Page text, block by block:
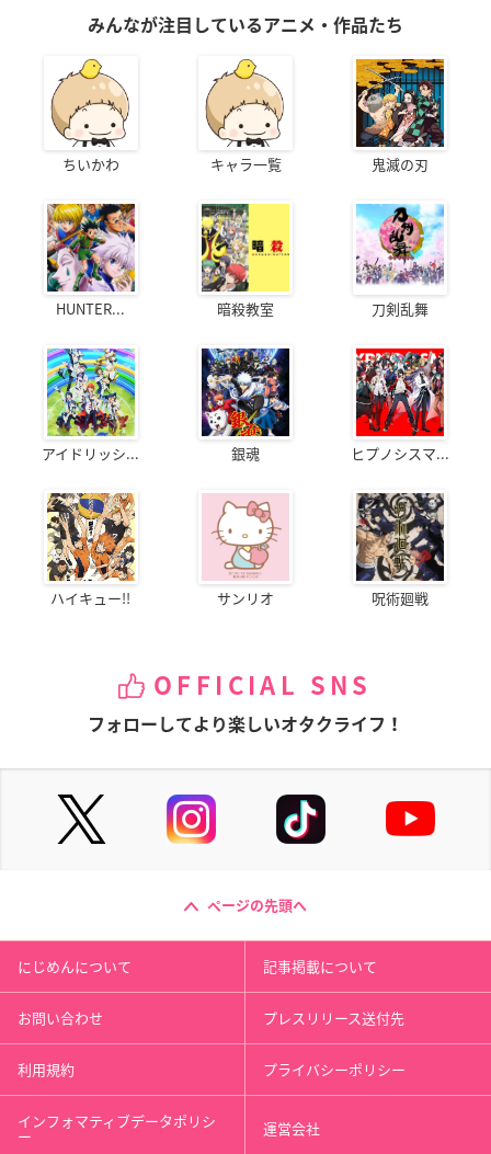
みんなが注目しているアニメ・作品たち
ちいかわ キャラ一覧 鬼滅の刃
HUNTER... 暗殺教室 刀剣乱舞
アイドリッシ... 銀魂 ヒプノシスマ...
ハイキュー!! サンリオ 呪術廻戦
OFFICIAL SNS
フォローしてより楽しいオタクライフ！
ページの先頭へ
にじめんについて 記事掲載について
お問い合わせ プレスリリース送付先
利用規約 プライバシーポリシー
インフォマティブデータポリシ
ー 運営会社